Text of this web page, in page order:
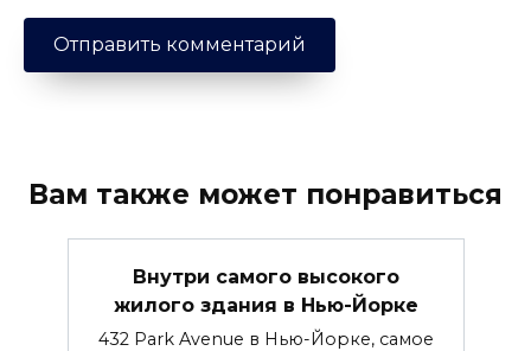
Вам также может понравиться
Внутри самого высокого
жилого здания в Нью-Йорке
432 Park Avenue в Нью-Йорке, самое